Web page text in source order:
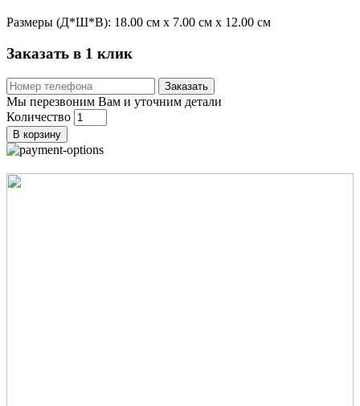
Размеры (Д*Ш*В): 18.00 см x 7.00 см x 12.00 см
Заказать в 1 клик
Заказать
Мы перезвоним Вам и уточним детали
Количество
В корзину